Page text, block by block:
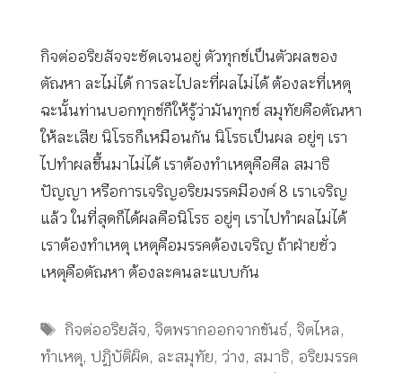
กิจต่ออริยสัจจะชัดเจนอยู่ ตัวทุกข์เป็นตัวผลของ
ตัณหา ละไม่ได้ การละไปละที่ผลไม่ได้ ต้องละที่เหตุ
ฉะนั้นท่านบอกทุกข์ก็ให้รู้ว่ามันทุกข์ สมุทัยคือตัณหา
ให้ละเสีย นิโรธก็เหมือนกัน นิโรธเป็นผล อยู่ๆ เรา
ไปทำผลขึ้นมาไม่ได้ เราต้องทำเหตุคือศีล สมาธิ
ปัญญา หรือการเจริญอริยมรรคมีองค์ 8 เราเจริญ
แล้ว ในที่สุดก็ได้ผลคือนิโรธ อยู่ๆ เราไปทำผลไม่ได้
เราต้องทำเหตุ เหตุคือมรรคต้องเจริญ ถ้าฝ่ายชั่ว
เหตุคือตัณหา ต้องละคนละแบบกัน
Tags
กิจต่ออริยสัจ, จิตพรากออกจากขันธ์, จิตไหล,
ทำเหตุ, ปฏิบัติผิด, ละสมุทัย, ว่าง, สมาธิ, อริยมรรค